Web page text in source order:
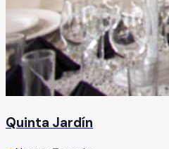
Quinta Jardín